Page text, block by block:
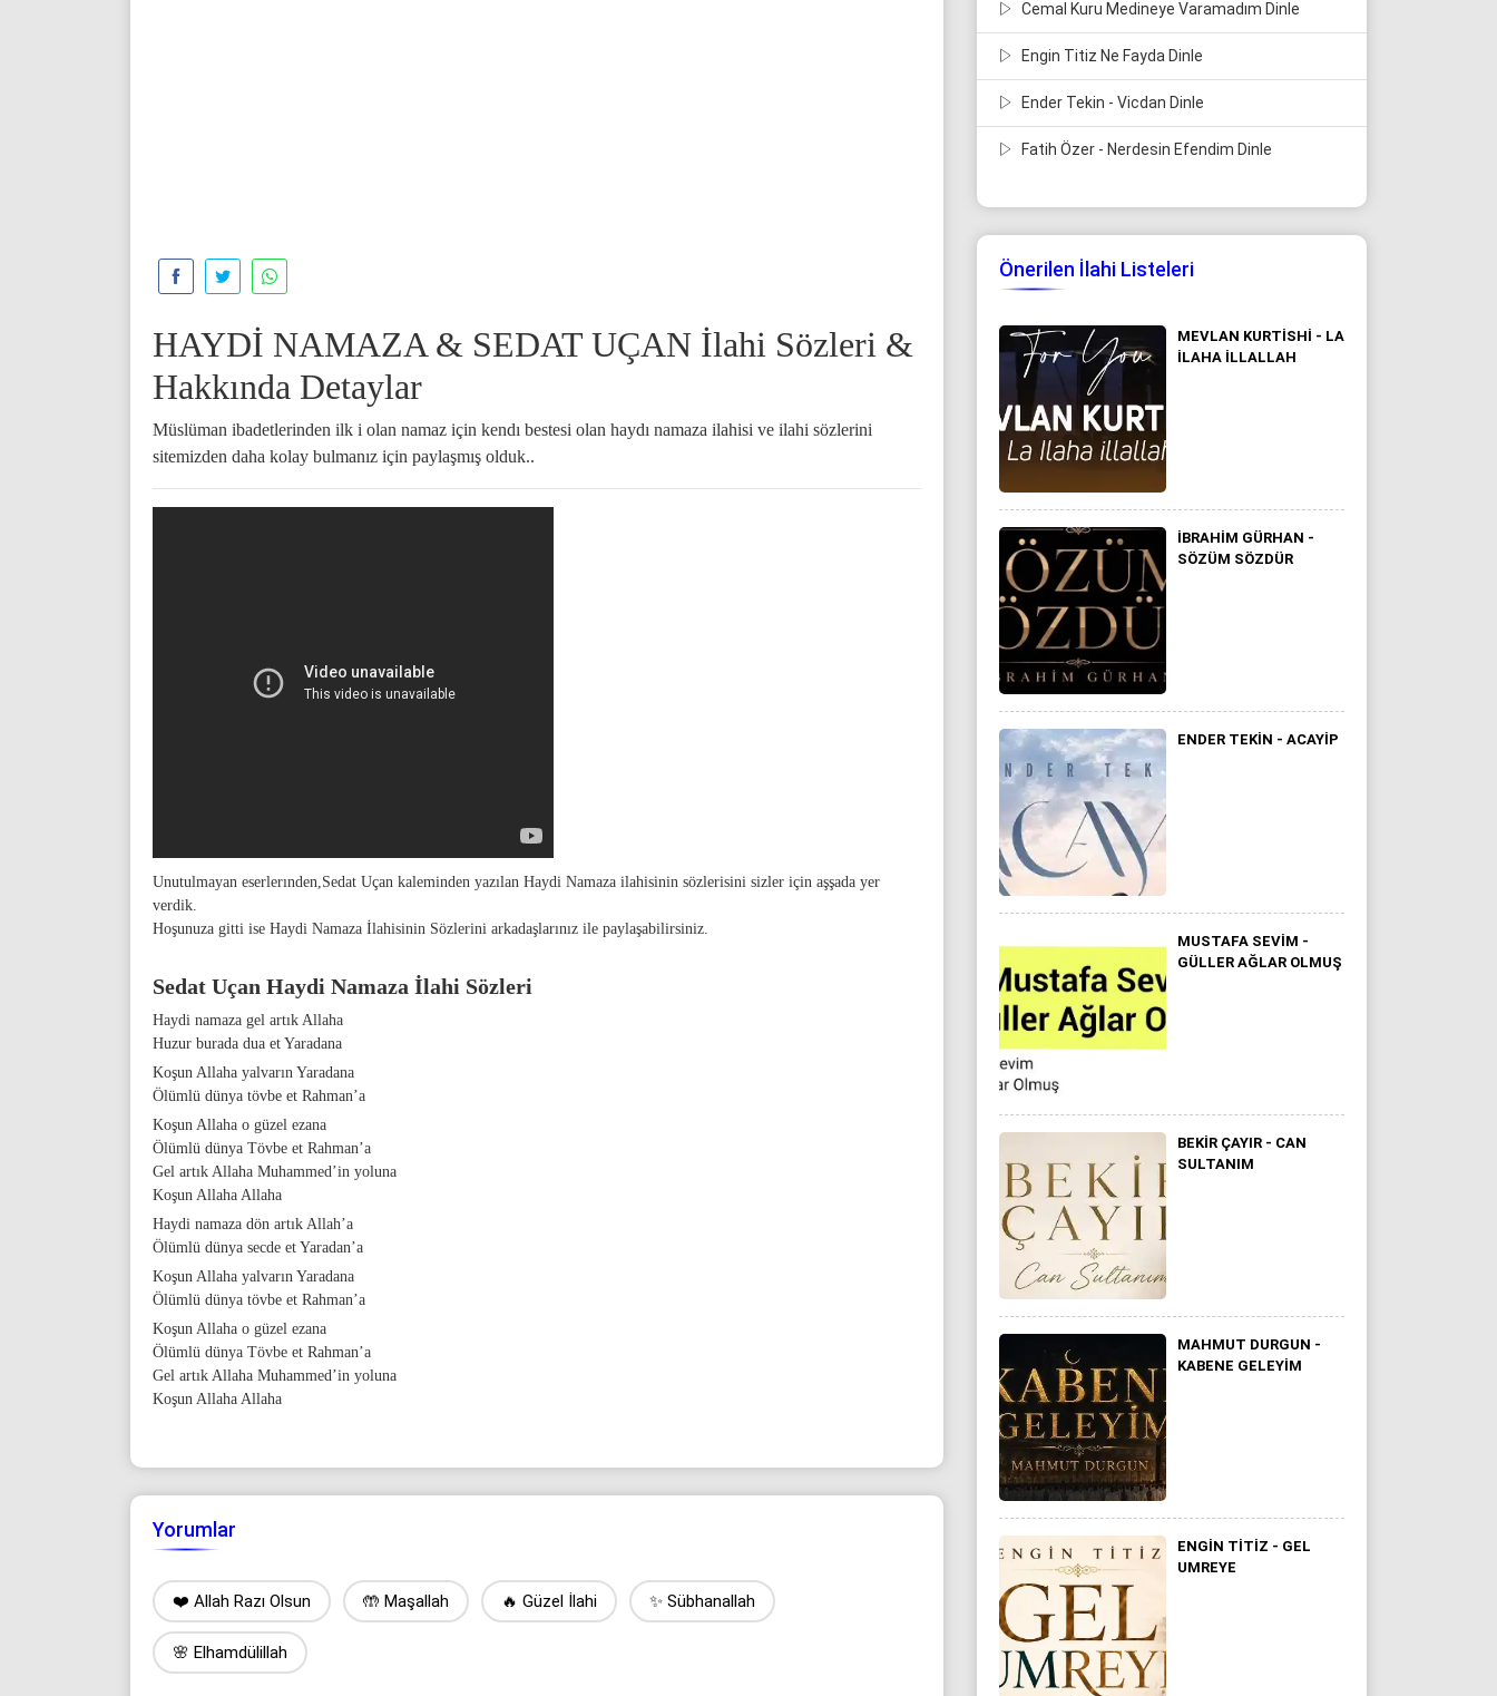
HAYDİ NAMAZA & SEDAT UÇAN İlahi Sözleri &
Hakkında Detaylar
Müslüman ibadetlerinden ilk i olan namaz için kendı bestesi olan haydı namaza ilahisi ve ilahi sözlerini
sitemizden daha kolay bulmanız için paylaşmış olduk..
Unutulmayan eserlerınden,Sedat Uçan kaleminden yazılan Haydi Namaza ilahisinin sözlerisini sizler için aşşada yer
verdik.
Hoşunuza gitti ise Haydi Namaza İlahisinin Sözlerini arkadaşlarınız ile paylaşabilirsiniz.
Sedat Uçan Haydi Namaza İlahi Sözleri
Haydi namaza gel artık Allaha
Huzur burada dua et Yaradana
Koşun Allaha yalvarın Yaradana
Ölümlü dünya tövbe et Rahman’a
Koşun Allaha o güzel ezana
Ölümlü dünya Tövbe et Rahman’a
Gel artık Allaha Muhammed’in yoluna
Koşun Allaha Allaha
Haydi namaza dön artık Allah’a
Ölümlü dünya secde et Yaradan’a
Koşun Allaha yalvarın Yaradana
Ölümlü dünya tövbe et Rahman’a
Koşun Allaha o güzel ezana
Ölümlü dünya Tövbe et Rahman’a
Gel artık Allaha Muhammed’in yoluna
Koşun Allaha Allaha
Yorumlar
❤️ Allah Razı Olsun 🤲 Maşallah 🔥 Güzel İlahi ✨ Sübhanallah
🌸 Elhamdülillah
Cemal Kuru Medineye Varamadım Dinle
Engin Titiz Ne Fayda Dinle
Ender Tekin - Vicdan Dinle
Fatih Özer - Nerdesin Efendim Dinle
Önerilen İlahi Listeleri
MEVLAN KURTISHI - LA
ILAHA ILLALLAH
İBRAHIM GÜRHAN -
SÖZÜM SÖZDÜR
ENDER TEKIN - ACAYIP
MUSTAFA SEVIM -
GÜLLER AĞLAR OLMUŞ
BEKİR ÇAYIR - CAN
SULTANIM
MAHMUT DURGUN -
KABENE GELEYIM
ENGIN TITIZ - GEL
UMREYE